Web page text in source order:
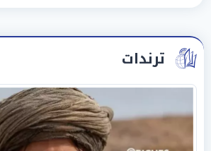
ترندات